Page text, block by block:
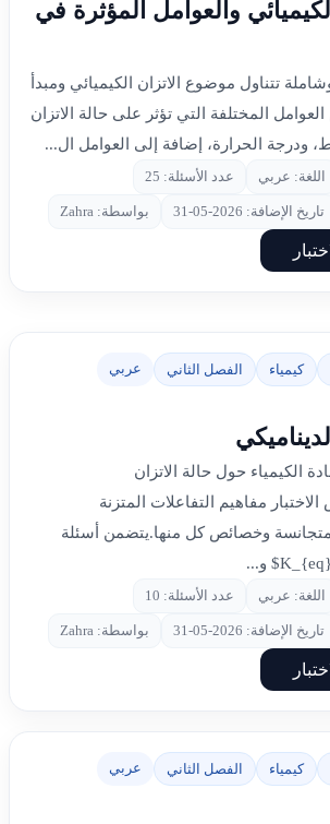
والعوامل المؤثرة في
تتناول موضوع الاتزان الكيميائي ومبدأ
المختلفة التي تؤثر على حالة الاتزان
ودرجة الحرارة، إضافة إلى العوامل ال...
اللغة: عربي عدد الأسئلة: 25
تاريخ الإضافة: 2026-05-31 بواسطة: Zahra
كيمياء الفصل الثاني عربي
الكيمياء حول حالة الاتزان
مفاهيم التفاعلات المتزنة
وخصائص كل منها.يتضمن أسئلة
اللغة: عربي عدد الأسئلة: 10
تاريخ الإضافة: 2026-05-31 بواسطة: Zahra
كيمياء الفصل الثاني عربي